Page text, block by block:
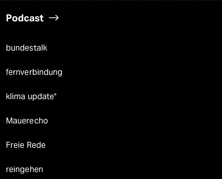
Podcast
bundestalk
fernverbindung
klima update°
Mauerecho
Freie Rede
reingehen